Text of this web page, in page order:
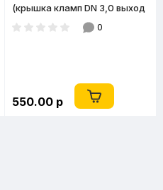
(крышка кламп DN 3,0 выход
под тэн кламп 2), 50 л
0
550.00 р